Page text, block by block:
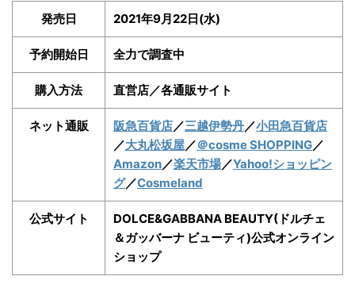
発売日 2021年9月22日(水)
予約開始日 全力で調査中
購入方法 直営店／各通販サイト
ネット通販 阪急百貨店／三越伊勢丹／小田急百貨店
／大丸松坂屋／＠cosme SHOPPING／
Amazon／楽天市場／Yahoo!ショッピン
グ／Cosmeland
公式サイト
DOLCE&GABBANA BEAUTY(ドルチェ
＆ガッバーナ ビューティ)公式オンライン
ショップ